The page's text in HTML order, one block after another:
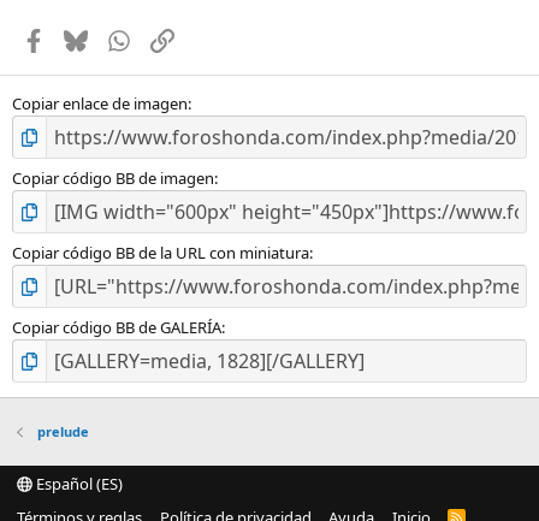
l
(
)
Facebook
BlueskyWhatsApp
Enlace
Copiar enlace de imagen
Copiar código BB de imagen
Copiar código BB de la URL con miniatura
Copiar código BB de GALERÍA
prelude
Español (ES)
R